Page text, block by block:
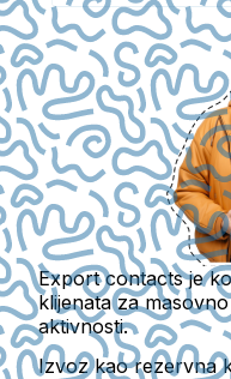
Export contacts je
klijenata za
aktivnosti.
Izvoz kao rezervna